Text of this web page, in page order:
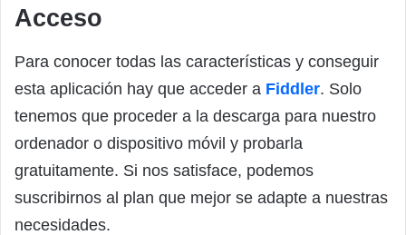
Acceso
Para conocer todas las características y conseguir
esta aplicación hay que acceder a Fiddler. Solo
tenemos que proceder a la descarga para nuestro
ordenador o dispositivo móvil y probarla
gratuitamente. Si nos satisface, podemos
suscribirnos al plan que mejor se adapte a nuestras
necesidades.